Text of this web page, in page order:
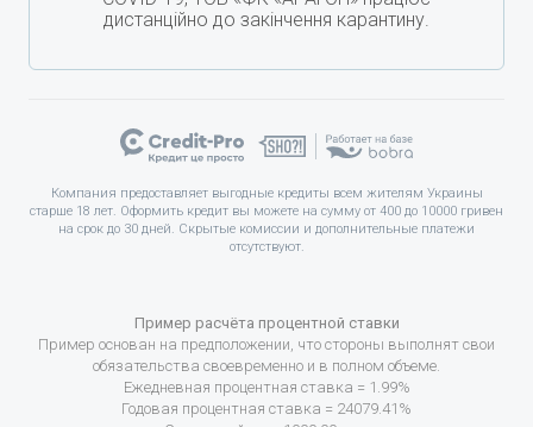
дистанційно до закінчення карантину.
Компания предоставляет выгодные кредиты всем жителям Украины
старше 18 лет. Оформить кредит вы можете на сумму от 400 до 10000 гривен
на срок до 30 дней. Скрытые комиссии и дополнительные платежи
отсутствуют.
Пример расчёта процентной ставки
Пример основан на предположении, что стороны выполнят свои
обязательства своевременно и в полном объеме.
Ежедневная процентная ставка = 1.99%
Годовая процентная ставка = 24079.41%